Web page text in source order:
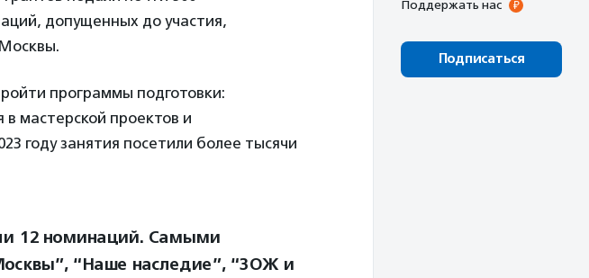
допущенных до участия,
программы подготовки:
мастерской проектов и
году занятия посетили более тысячи
12 номинаций. Самыми
“Наше наследие”, “ЗОЖ и
Поддержать нас
Подписаться